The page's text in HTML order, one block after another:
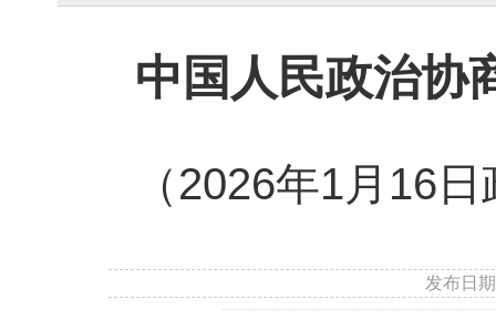
中国人民政治协
（2026年1月 16
发布日